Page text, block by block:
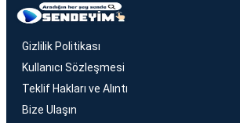
Gizlilik Politikası
Kullanıcı Sözleşmesi
Teklif Hakları ve Alıntı
Bize Ulaşın